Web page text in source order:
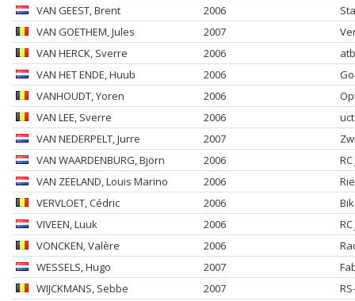
VAN GEEST, Brent 2006
VAN GOETHEM, Jules 2007
VAN HERCK, Sverre 2006
VAN HET ENDE, Huub 2006
VANHOUDT, Yoren 2006
VAN LEE, Sverre 2006
VAN NEDERPELT, Jurre 2007
VAN WAARDENBURG, Björn 2006
VAN ZEELAND, Louis Marino 2006
VERVLOET, Cédric 2006
VIVEEN, Luuk 2006
VONCKEN, Valère 2006
WESSELS, Hugo 2007
WIJCKMANS, Sebbe 2007